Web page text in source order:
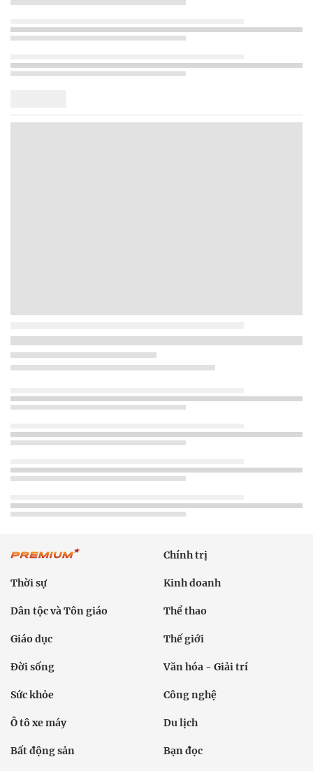
Chính trị
Thời sự Kinh doanh
Dân tộc và Tôn giáo Thể thao
Giáo dục Thế giới
Đời sống Văn hóa - Giải trí
Sức khỏe Công nghệ
Ô tô xe máy Du lịch
Bất động sản Bạn đọc